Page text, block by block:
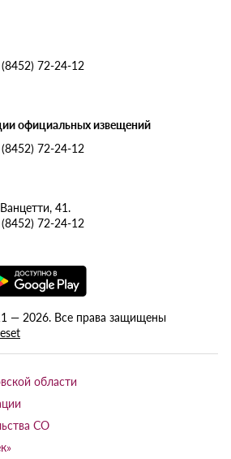
72-24-12
официальных извещений
72-24-12
41.
72-24-12
— 2026. Все права защищены
области
СО